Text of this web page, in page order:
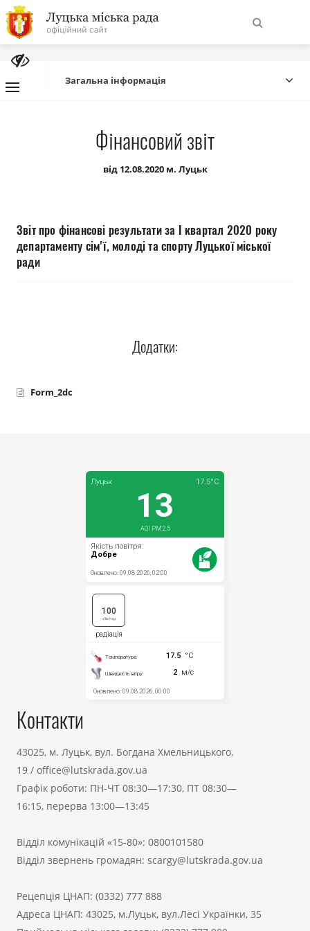
На
головну
Навігація
сайту
Про місто
Міська влада
Бюджет
Документи
Загальна інформація
Фінансовий звіт
від 12.08.2020 м. Луцьк
Звіт про фінансові результати за І квартал 2020 року
департаменту сім'ї, молоді та спорту Луцької міської
ради
Додатки:
Form_2dc
Контакти
43025, м. Луцьк, вул. Богдана Хмельницького,
19 / office@lutskrada.gov.ua
Графік роботи: ПН-ЧТ 08:30—17:30, ПТ 08:30—
16:15, перерва 13:00—13:45
Відділ комунікацій «15-80»: 0800101580
Відділ звернень громадян: scargy@lutskrada.gov.ua
Рецепція ЦНАП: (0332) 777 888
Адреса ЦНАП: 43025, м.Луцьк, вул.Лесі Українки, 35